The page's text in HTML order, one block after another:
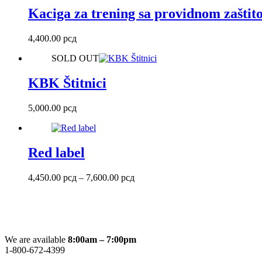
Kaciga za trening sa providnom
4,400.00 рсд
SOLD OUT
KBK Štitnici
5,000.00 рсд
Red label
4,450.00 рсд – 7,600.00 рсдRaspon
We are available 8:00am – 7:00pm
1-800-672-4399